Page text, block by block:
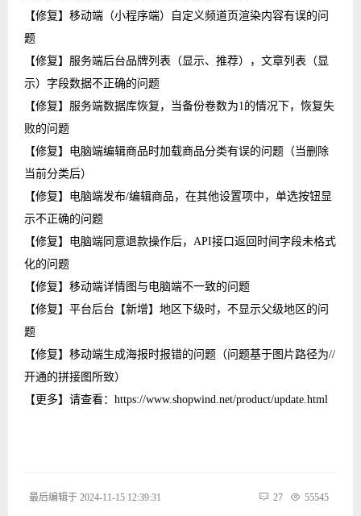
【修复】移动端（小程序端）自定义频道页渲染内容有误的问
题
【修复】服务端后台品牌列表（显示、推荐），文章列表（显
示）字段数据不正确的问题
【修复】服务端数据库恢复，当备份卷数为1的情况下，恢复失
败的问题
【修复】电脑端编辑商品时加载商品分类有误的问题（当删除
当前分类后）
【修复】电脑端发布/编辑商品，在其他设置项中，单选按钮显
示不正确的问题
【修复】电脑端同意退款操作后，API接口返回时间字段未格式
化的问题
【修复】移动端详情图与电脑端不一致的问题
【修复】平台后台【新增】地区下级时，不显示父级地区的问
题
【修复】移动端生成海报时报错的问题（问题基于图片路径为//
开通的拼接图所致）
【更多】请查看：https://www.shopwind.net/product/update.html
最后编辑于 2024-11-15 12:39:31 27 55545